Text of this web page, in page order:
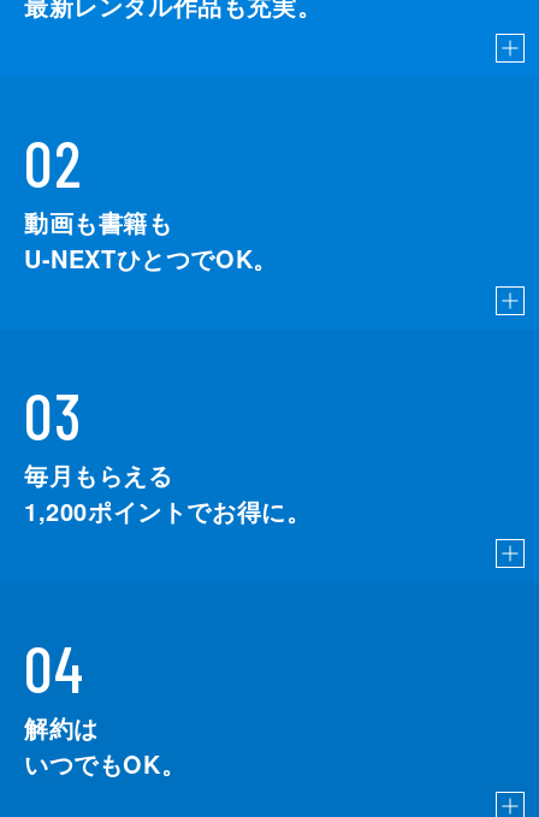
02
動画も書籍も
U-NEXTひとつでOK。
03
毎月もらえる
1,200ポイントでお得に。
04
解約は
いつでもOK。